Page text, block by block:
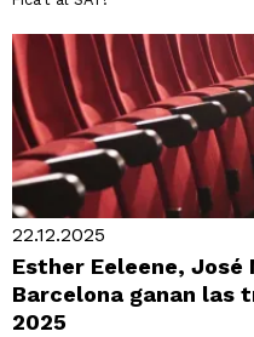
22.12.2025
Esther Eeleene, José
Barcelona ganan las
2025